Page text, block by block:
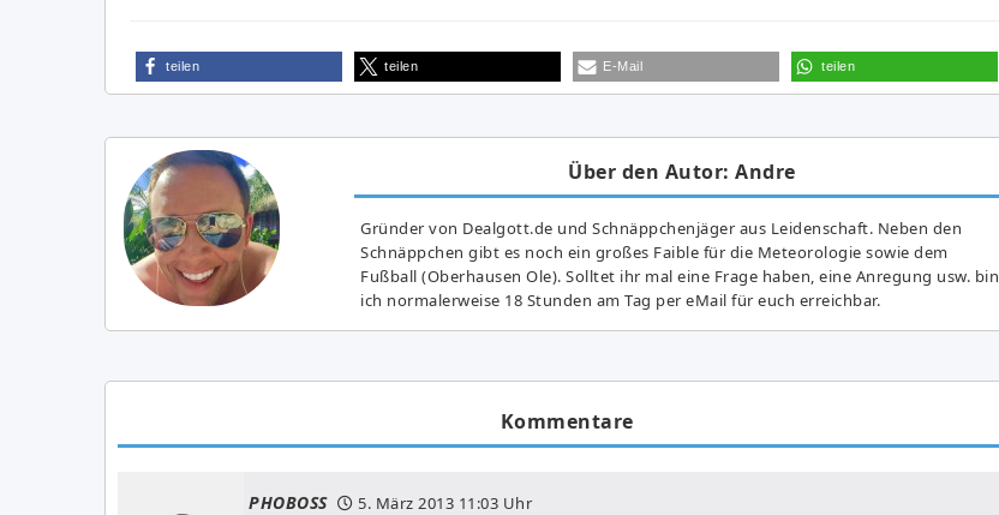
teilen teilen E-Mail teilen
Über den Autor: Andre
Gründer von Dealgott.de und Schnäppchenjäger aus Leidenschaft. Neben den
Schnäppchen gibt es noch ein großes Fai­ble für die Meteorologie sowie dem
Fußball (Oberhausen Ole). Solltet ihr mal eine Frage haben, eine Anregung usw. bin
ich normalerweise 18 Stunden am Tag per eMail für euch erreichbar.
Kommentare
PHOBOSS 5. März 2013 11:03 Uhr